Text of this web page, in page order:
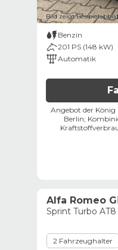
Bild zeigt
Benzin
201 PS (148 kW)
Automatik
Angebot der König
Berlin;
Alfa Romeo
Sprint Turbo AT8
2 Fahrzeughalter